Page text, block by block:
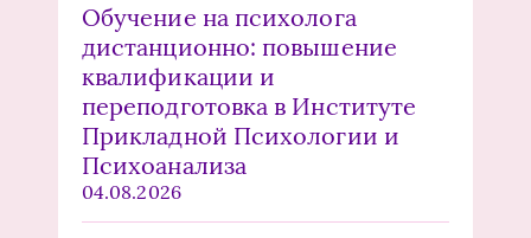
Обучение на психолога
дистанционно: повышение
квалификации и
переподготовка в Институте
Прикладной Психологии и
Психоанализа
04.08.2026